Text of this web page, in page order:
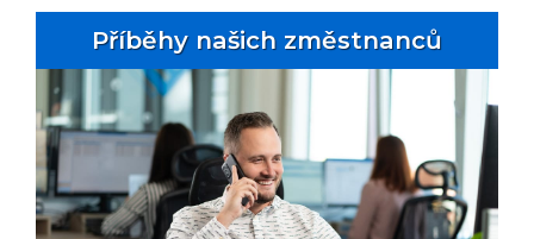
Příběhy našich změstnanců